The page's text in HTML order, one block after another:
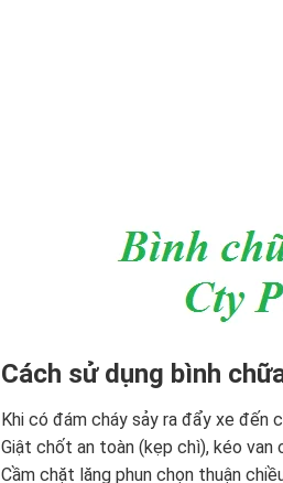
Cách sử dụng bình
Khi có đám cháy sảy ra đẩy xe đến
Giật chốt an toàn (kẹp chì), kéo
Cầm chặt lăng phun chọn thuận